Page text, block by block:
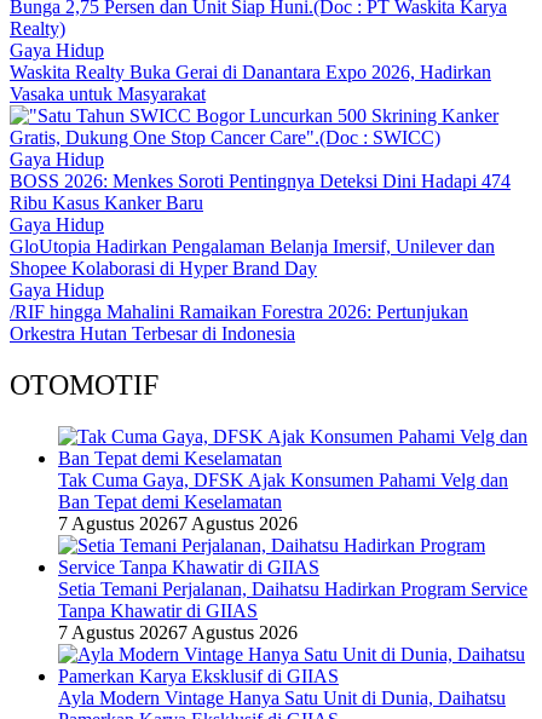
Gaya Hidup
Waskita Realty Buka Gerai di Danantara Expo 2026, Hadirkan
Vasaka untuk Masyarakat
Gaya Hidup
BOSS 2026: Menkes Soroti Pentingnya Deteksi Dini Hadapi 474
Ribu Kasus Kanker Baru
Gaya Hidup
GloUtopia Hadirkan Pengalaman Belanja Imersif, Unilever dan
Shopee Kolaborasi di Hyper Brand Day
Gaya Hidup
/RIF hingga Mahalini Ramaikan Forestra 2026: Pertunjukan
Orkestra Hutan Terbesar di Indonesia
OTOMOTIF
Tak Cuma Gaya, DFSK Ajak Konsumen Pahami Velg dan
Ban Tepat demi Keselamatan
7 Agustus 20267 Agustus 2026
Setia Temani Perjalanan, Daihatsu Hadirkan Program Service
Tanpa Khawatir di GIIAS
7 Agustus 20267 Agustus 2026
Ayla Modern Vintage Hanya Satu Unit di Dunia, Daihatsu